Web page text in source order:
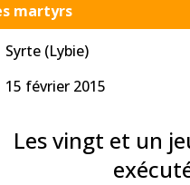
martyrs
Syrte (Lybie)
15 février 2015
Les vingt et un